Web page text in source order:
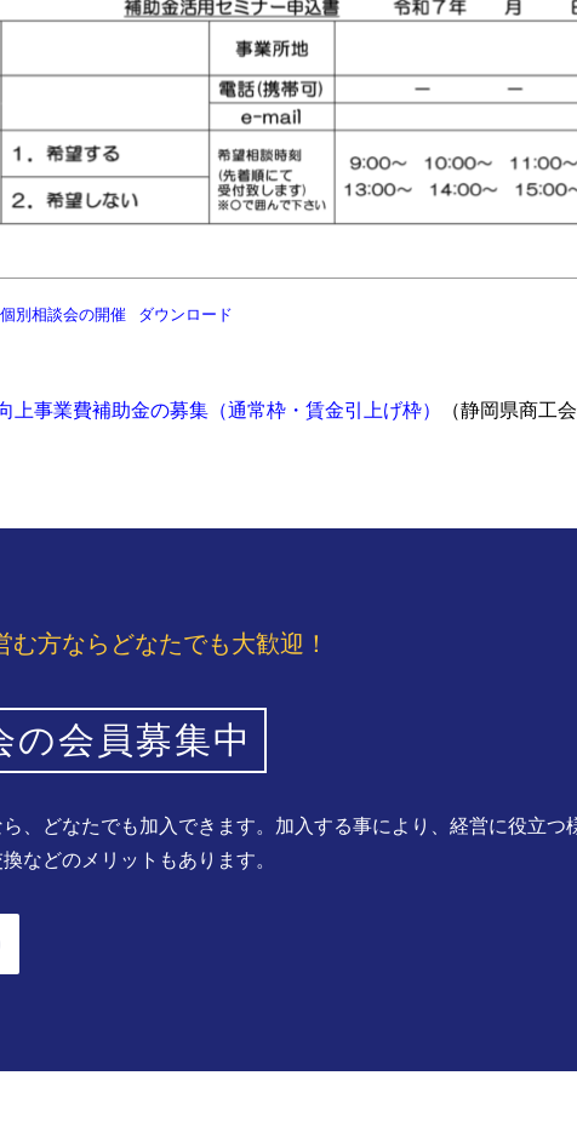
別相談会の開催 ダウンロード
事業費補助金の募集（通常枠・賃金引上げ枠） （静岡県商工
方ならどなたでも大歓迎！
の会員募集中
、どなたでも加入できます。加入する事により、経営に役立
などのメリットもあります。